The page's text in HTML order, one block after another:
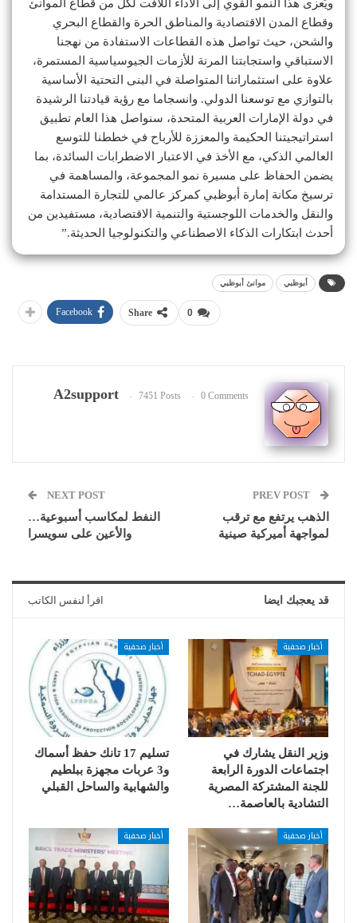
ويُعزى هذا النمو القوي إلى الأداء اللافت لكل من قطاع الموانئ
وقطاع المدن الاقتصادية والمناطق الحرة والقطاع البحري
والشحن، حيث تواصل هذه القطاعات الاستفادة من نهجنا
الاستباقي واستجابتنا المرنة للأزمات الجيوسياسية المستمرة،
علاوة على استثماراتنا المتواصلة في البنى التحتية الأساسية
بالتوازي مع توسعنا الدولي. وانسجاما مع رؤية قيادتنا الرشيدة
في دولة الإمارات العربية المتحدة، سنواصل هذا العام تطبيق
استراتيجيتنا الحكيمة والمعززة للأرباح في خططنا للتوسع
العالمي الذكي، مع الأخذ في الاعتبار الاضطرابات السائدة، بما
يضمن الحفاظ على مسيرة نمو المجموعة، والمساهمة في
ترسيخ مكانة إمارة أبوظبي كمركز عالمي للتجارة المستدامة
والنقل والخدمات اللوجستية والتنمية الاقتصادية، مستفيدين من
أحدث ابتكارات الذكاء الاصطناعي والتكنولوجيا الحديثة.”
أبوظبي موانئ أبوظبي
0
Share
Facebook
A2support 7451 Posts 0 Comments
الذهب يرتفع مع ترقب
لمواجهة أميركية صينية
NEXT POST
النفط لمكاسب أسبوعية…
والأعين على سويسرا
قد يعجبك ايضا اقرأ لنفس الكاتب
أخبار صحفية
وزير النقل يشارك في
اجتماعات الدورة الرابعة
للجنة المشتركة المصرية
التشادية بالعاصمة…
أخبار صحفية
تسليم 17 تانك حفظ أسماك
و3 عربات مجهزة ببلطيم
والشهابية والساحل القبلي
أخبار صحفية أخبار صحفية